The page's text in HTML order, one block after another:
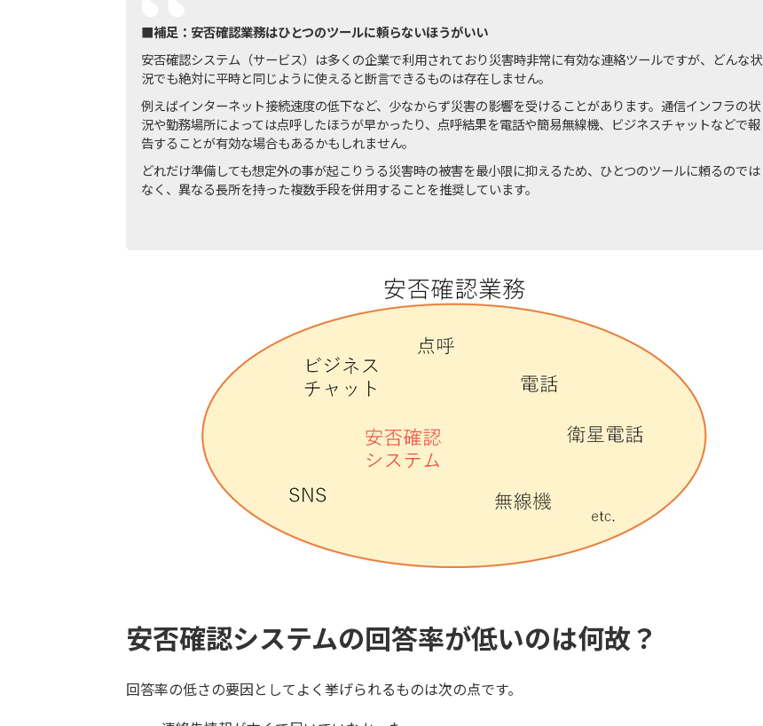
■補足：安否確認業務はひとつのツールに頼らないほうがいい
安否確認システム（サービス）は多くの企業で利用されており災害時非常に有効な連絡ツールですが、どんな状
況でも絶対に平時と同じように使えると断言できるものは存在しません。
例えばインターネット接続速度の低下など、少なからず災害の影響を受けることがあります。通信インフラの状
況や勤務場所によっては点呼したほうが早かったり、点呼結果を電話や簡易無線機、ビジネスチャットなどで報
告することが有効な場合もあるかもしれません。
どれだけ準備しても想定外の事が起こりうる災害時の被害を最小限に抑えるため、ひとつのツールに頼るのでは
なく、異なる長所を持った複数手段を併用することを推奨しています。
安否確認システムの回答率が低いのは何故？
回答率の低さの要因としてよく挙げられるものは次の点です。